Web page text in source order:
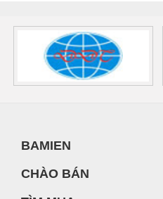
BAMIEN
CHÀO BÁN